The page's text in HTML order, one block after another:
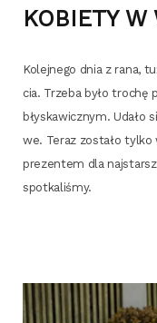
KOBIETY
Kolej­ne­go dnia z rana,
cia. Trze­ba było tro­chę
bły­ska­wicz­nym. Uda­ło
we. Teraz zosta­ło tyl­ko
pre­zen­tem dla
spotkaliśmy.